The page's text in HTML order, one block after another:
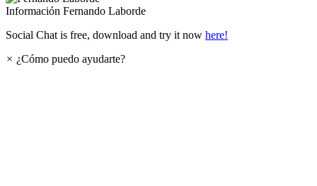
Información Fernando Laborde
Social Chat is free, download and try it now here!
× ¿Cómo puedo ayudarte?